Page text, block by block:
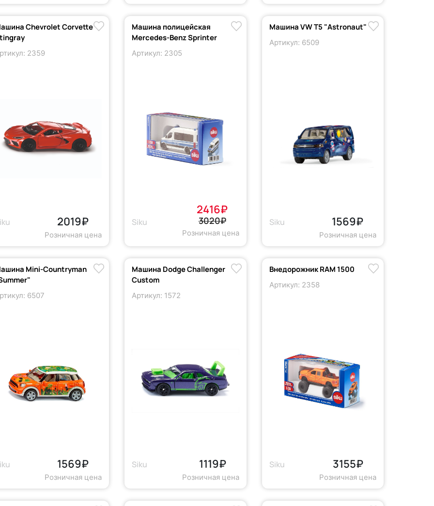
Chevrolet Corvette
2359
2019₽
Розничная цена
Машина полицейская
Mercedes-Benz Sprinter
Артикул: 2305
Siku
2416₽
3020₽
Розничная цена
Машина VW T5 "Astronaut"
Артикул: 6509
Siku 1569₽
Розничная цена
Mini-Countryman
6507
1569₽
Розничная цена
Машина Dodge Challenger
Custom
Артикул: 1572
Siku 1119₽
Розничная цена
Внедорожник RAM 1500
Артикул: 2358
Siku 3155₽
Розничная цена